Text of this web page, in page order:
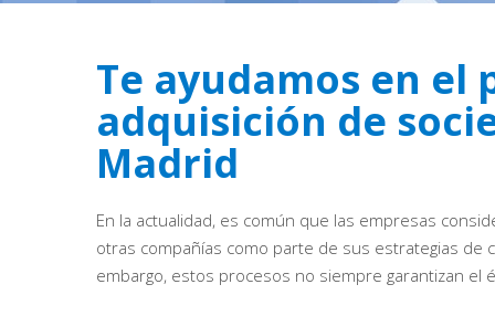
Te ayudamos en el
adquisición de
Madrid
En la actualidad, es común que las empresas
otras compañías como parte de sus estrategias de
embargo, estos procesos no siempre garantizan el